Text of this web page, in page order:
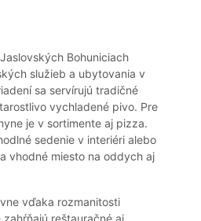
Bohuniciach
služieb a ubytovania v
sa servírujú tradičné
vychladené pivo. Pre
je v sortimente aj pizza.
sedenie v interiéri alebo
vhodné miesto na oddych aj
vďaka rozmanitosti
reštauračné aj